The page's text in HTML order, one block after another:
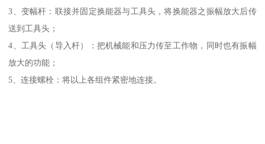
3、变幅杆：联接并固定换能器与工具头，将换能器之振幅放大后传
送到工具头；
4、工具头（导入杆）：把机械能和压力传至工作物，同时也有振幅
放大的功能；
5、连接螺栓：将以上各组件紧密地连接。